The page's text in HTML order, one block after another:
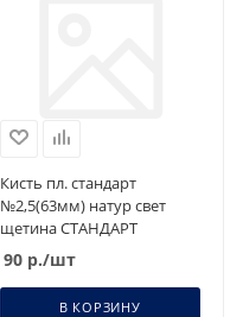
Кисть пл. стандарт
№2,5(63мм) натур свет
щетина СТАНДАРТ
90р./шт
В КОРЗИНУ